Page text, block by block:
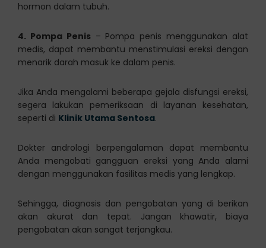
hormon dalam tubuh.
4. Pompa Penis– Pompa penis menggunakan alat
medis, dapat membantu menstimulasi ereksi dengan
menarik darah masuk ke dalam penis.
Jika Anda mengalami beberapa gejala disfungsi ereksi,
segera lakukan pemeriksaan di layanan kesehatan,
seperti di Klinik Utama Sentosa.
Dokter andrologi berpengalaman dapat membantu
Anda mengobati gangguan ereksi yang Anda alami
dengan menggunakan fasilitas medis yang lengkap.
Sehingga, diagnosis dan pengobatan yang di berikan
akan akurat dan tepat. Jangan khawatir, biaya
pengobatan akan sangat terjangkau.